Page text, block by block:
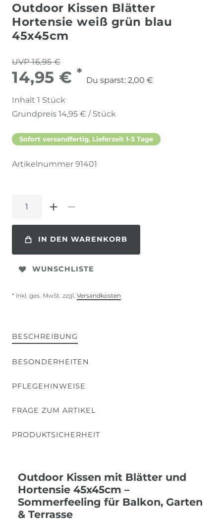
Outdoor Kissen Blätter
Hortensie weiß grün blau
45x45cm
UVP 16,95 €
14,95 € *
Du sparst: 2,00 €
Inhalt 1 Stück
Grundpreis 14,95 € / Stück
Sofort versandfertig, Lieferzeit 1-3 Tage
Artikelnummer 91401
IN DEN WARENKORB
WUNSCHLISTE
* inkl. ges. MwSt. zzgl. Versandkosten
BESCHREIBUNG
BESONDERHEITEN
PFLEGEHINWEISE
FRAGE ZUM ARTIKEL
PRODUKTSICHERHEIT
Outdoor Kissen mit Blätter und
Hortensie 45x45cm –
Sommerfeeling für Balkon, Garten
& Terrasse